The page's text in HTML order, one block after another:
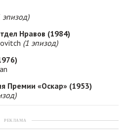
эпизод)
Нравов (1984)
(1 эпизод)
Премии «Оскар» (1953)
РЕКЛАМА